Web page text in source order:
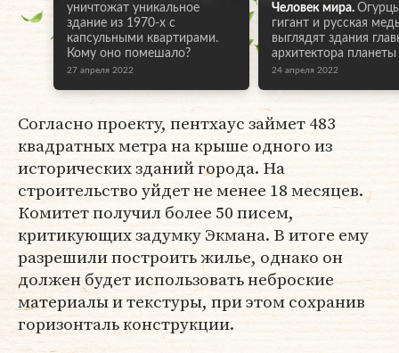
уничтожат уникальное
здание из 1970-х с
капсульными квартирами.
Кому оно помешало?
27 апреля 2022
Человек мира.
гигант и русская
выглядят здания
архитектора планеты
24 апреля 2022
Согласно проекту, пентхаус займет 483
квадратных метра на крыше одного из
исторических зданий города. На
строительство уйдет не менее 18 месяцев.
Комитет получил более 50 писем,
критикующих задумку Экмана. В итоге ему
разрешили построить жилье, однако он
должен будет использовать неброские
материалы и текстуры, при этом сохранив
горизонталь конструкции.